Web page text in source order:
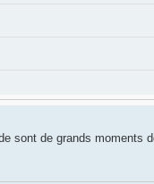
sont de grands moments